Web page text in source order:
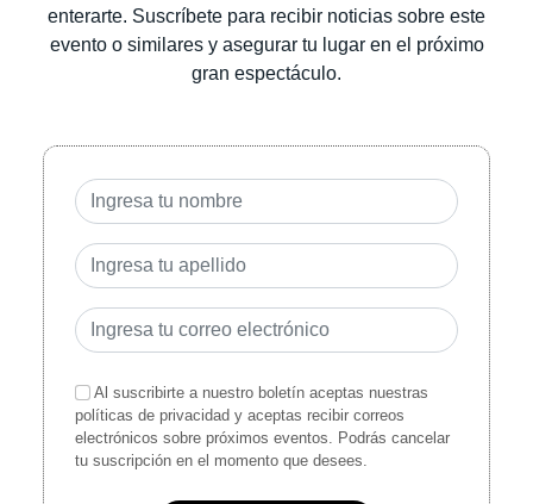
enterarte. Suscríbete para recibir noticias sobre este
evento o similares y asegurar tu lugar en el próximo
gran espectáculo.
Al suscribirte a nuestro boletín aceptas nuestras
políticas de privacidad y aceptas recibir correos
electrónicos sobre próximos eventos. Podrás cancelar
tu suscripción en el momento que desees.